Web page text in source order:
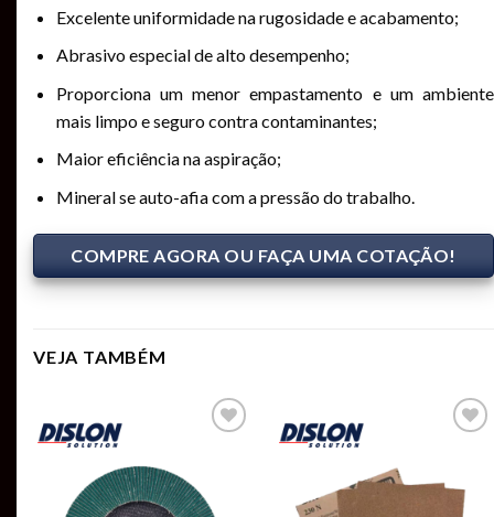
Excelente uniformidade na rugosidade e acabamento;
Abrasivo especial de alto desempenho;
Proporciona um menor empastamento e um ambiente
mais limpo e seguro contra contaminantes;
Maior eficiência na aspiração;
Mineral se auto-afia com a pressão do trabalho.
COMPRE AGORA OU FAÇA UMA COTAÇÃO!
VEJA TAMBÉM
wishlist
Add to
wishlist